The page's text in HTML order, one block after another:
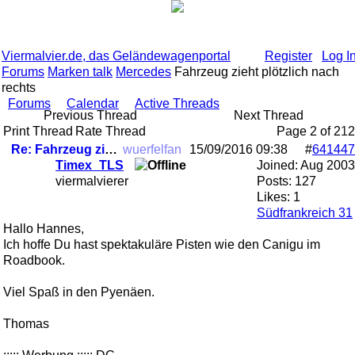
Register Log
Viermalvier.de, das Geländewagenportal
Forums Marken talk Mercedes Fahrzeug zieht plötzlich nach
rechts
Forums
Calendar
Active Threads
Previous Thread
Next Thread
Print Thread Rate Thread Page 2 of 212
Re: Fahrzeug zieht plötzlich nach rechts wuerfelfan #641447
15/09/2016 09:38
Joined: Aug 2003
Posts: 127
Likes: 1
Südfrankreich 31
Timex_TLS
viermalvierer
Hallo Hannes,
Ich hoffe Du hast spektakuläre Pisten wie den Canigu im
Roadbook.
Viel Spaß in den Pyenäen.
Thomas